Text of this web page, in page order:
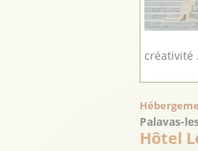
créativité
Palavas-
Hôtel